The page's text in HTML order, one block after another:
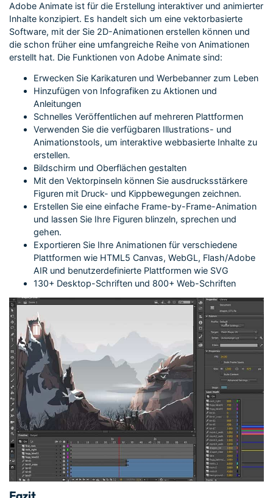
Adobe Animate ist für die Erstellung interaktiver und animierter
Inhalte konzipiert. Es handelt sich um eine vektorbasierte
Software, mit der Sie 2D-Animationen erstellen können und
die schon früher eine umfangreiche Reihe von Animationen
erstellt hat. Die Funktionen von Adobe Animate sind:
Erwecken Sie Karikaturen und Werbebanner zum Leben
Hinzufügen von Infografiken zu Aktionen und
Anleitungen
Schnelles Veröffentlichen auf mehreren Plattformen
Verwenden Sie die verfügbaren Illustrations- und
Animationstools, um interaktive webbasierte Inhalte zu
erstellen.
Bildschirm und Oberflächen gestalten
Mit den Vektorpinseln können Sie ausdrucksstärkere
Figuren mit Druck- und Kippbewegungen zeichnen.
Erstellen Sie eine einfache Frame-by-Frame-Animation
und lassen Sie Ihre Figuren blinzeln, sprechen und
gehen.
Exportieren Sie Ihre Animationen für verschiedene
Plattformen wie HTML5 Canvas, WebGL, Flash/Adobe
AIR und benutzerdefinierte Plattformen wie SVG
130+ Desktop-Schriften und 800+ Web-Schriften